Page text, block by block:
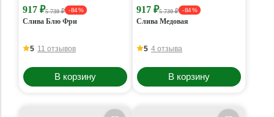
917 ₽5 730 ₽ - 84 %
Слива Блю Фри
5 11 отзывов
В корзину
917 ₽5 730 ₽ - 84 %
Слива Медовая
5 4 отзыва
В корзину